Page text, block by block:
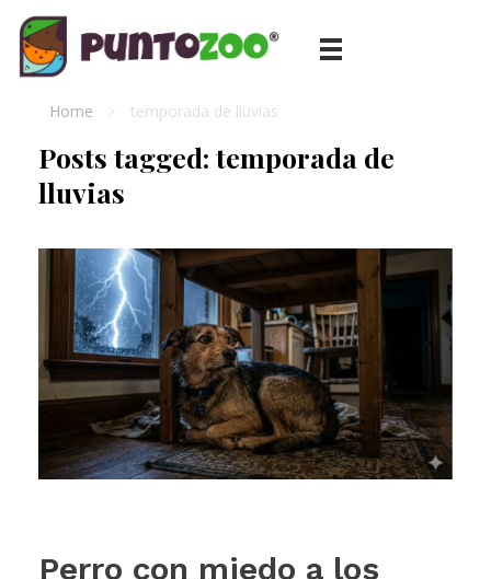
Home temporada de lluvias
Posts tagged: temporada de
lluvias
Perro con miedo a los